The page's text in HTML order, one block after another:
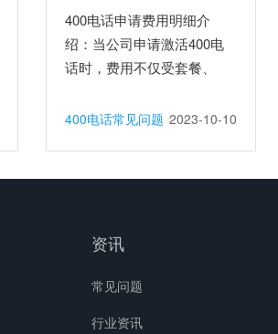
400电话申请费用明细介
绍：当公司申请激活400电
话时，费用不仅受套餐、
400电话常见问题 2023-10-10
资讯
常见问题
行业资讯